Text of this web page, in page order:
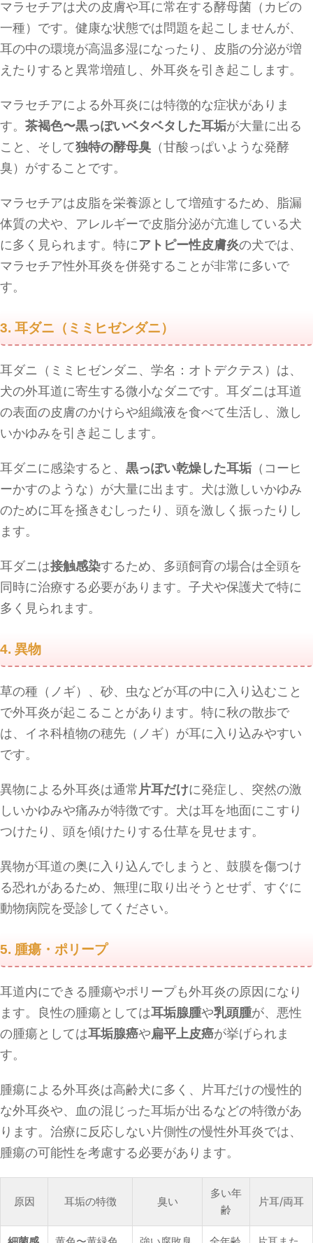
マラセチアは犬の皮膚や耳に常在する酵母菌（カビの
一種）です。健康な状態では問題を起こしませんが、
耳の中の環境が高温多湿になったり、皮脂の分泌が増
えたりすると異常増殖し、外耳炎を引き起こします。
マラセチアによる外耳炎には特徴的な症状がありま
す。 茶褐色〜黒っぽいベタベタした耳垢が大量に出る
こと、そして独特の酵母臭 （甘酸っぱいような発酵
臭）がすることです。
マラセチアは皮脂を栄養源として増殖するため、脂漏
体質の犬や、アレルギーで皮脂分泌が亢進している犬
に多く見られます。特にアトピー性皮膚炎の犬では、
マラセチア性外耳炎を併発することが非常に多いで
す。
3. 耳ダニ（ミミヒゼンダニ）
耳ダニ（ミミヒゼンダニ、学名：オトデクテス）は、
犬の外耳道に寄生する微小なダニです。耳ダニは耳道
の表面の皮膚のかけらや組織液を食べて生活し、激し
いかゆみを引き起こします。
耳ダニに感染すると、 黒っぽい乾燥した耳垢 （コーヒ
ーかすのような）が大量に出ます。犬は激しいかゆみ
のために耳を掻きむしったり、頭を激しく振ったりし
ます。
耳ダニは接触感染するため、多頭飼育の場合は全頭を
同時に治療する必要があります。子犬や保護犬で特に
多く見られます。
4. 異物
草の種（ノギ）、砂、虫などが耳の中に入り込むこと
で外耳炎が起こることがあります。特に秋の散歩で
は、イネ科植物の穂先（ノギ）が耳に入り込みやすい
です。
異物による外耳炎は通常 片耳だけに発症し、突然の激
しいかゆみや痛みが特徴です。犬は耳を地面にこすり
つけたり、頭を傾けたりする仕草を見せます。
異物が耳道の奥に入り込んでしまうと、鼓膜を傷つけ
る恐れがあるため、無理に取り出そうとせず、すぐに
動物病院を受診してください。
5. 腫瘍・ポリープ
耳道内にできる腫瘍やポリープも外耳炎の原因になり
ます。良性の腫瘍としては耳垢腺腫や乳頭腫が、悪性
の腫瘍としては耳垢腺癌や扁平上皮癌が挙げられま
す。
腫瘍による外耳炎は高齢犬に多く、片耳だけの慢性的
な外耳炎や、血の混じった耳垢が出るなどの特徴があ
ります。治療に反応しない片側性の慢性外耳炎では、
腫瘍の可能性を考慮する必要があります。
原因 耳垢の特徴 臭い
多い年
齢
片耳/両耳